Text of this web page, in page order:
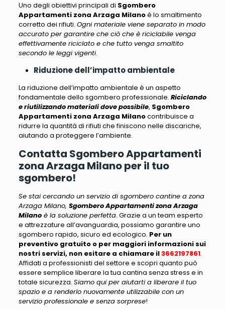
Uno degli obiettivi principali di Sgombero
Appartamenti zona Arzaga Milanoè lo smaltimento
corretto dei rifiuti. Ogni materiale viene separato in modo
accurato per garantire che ciò che è riciclabile venga
effettivamente riciclato e che tutto venga smaltito
secondo le leggi vigenti.
Riduzione dell’impatto ambientale
La riduzione dell’impatto ambientale è un aspetto
fondamentale dello sgombero professionale. Riciclando
e riutilizzando materiali dove possibile, Sgombero
Appartamenti zona Arzaga Milanocontribuisce a
ridurre la quantità di rifiuti che finiscono nelle discariche,
aiutando a proteggere l’ambiente.
Contatta Sgombero Appartamenti
zona Arzaga Milano per il tuo
sgombero!
Se stai cercando un servizio di sgombero cantine a zona
Arzaga Milano, Sgombero Appartamenti zona Arzaga
Milanoè la soluzione perfetta. Grazie a un team esperto
e attrezzature all’avanguardia, possiamo garantire uno
sgombero rapido, sicuro ed ecologico. Per un
preventivo gratuito o per maggiori informazioni sui
nostri servizi, non esitare a chiamare il3662197861.
Affidati a professionisti del settore e scopri quanto può
essere semplice liberare la tua cantina senza stress e in
totale sicurezza. Siamo qui per aiutarti a liberare il tuo
spazio e a renderlo nuovamente utilizzabile con un
servizio professionale e senza sorprese!